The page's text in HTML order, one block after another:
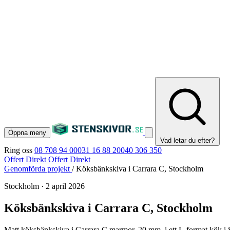
Öppna meny
Vad letar du efter?
Ring oss 08 708 94 00031 16 88 20040 306 350
Offert Direkt Offert Direkt
Genomförda projekt / Köksbänkskiva i Carrara C, Stockholm
Stockholm · 2 april 2026
Köksbänkskiva i Carrara C, Stockholm